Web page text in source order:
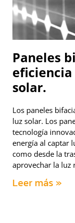
Paneles
solar.
Los paneles
luz solar. Los
tecnología
energía al captar
como desde la
aprovechar la luz
Leer más »